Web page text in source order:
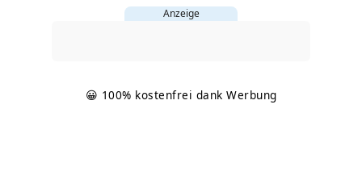
Anzeige
😀 100% kostenfrei dank Werbung